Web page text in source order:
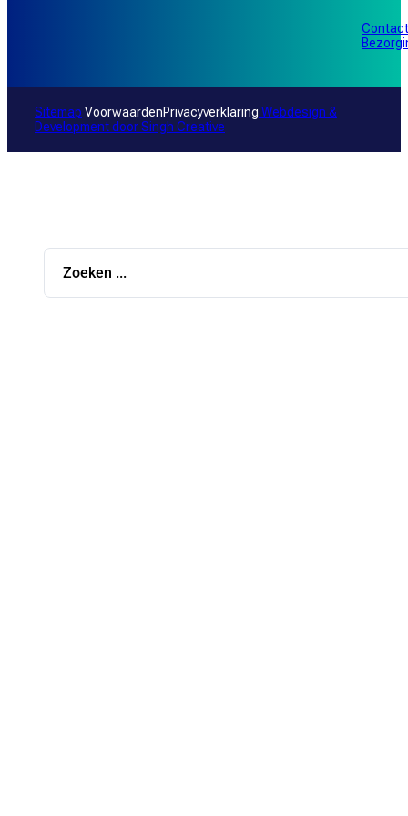
Sitemap VoorwaardenPrivacyverklaring Webdesign &
Development doorSingh Creative
Search